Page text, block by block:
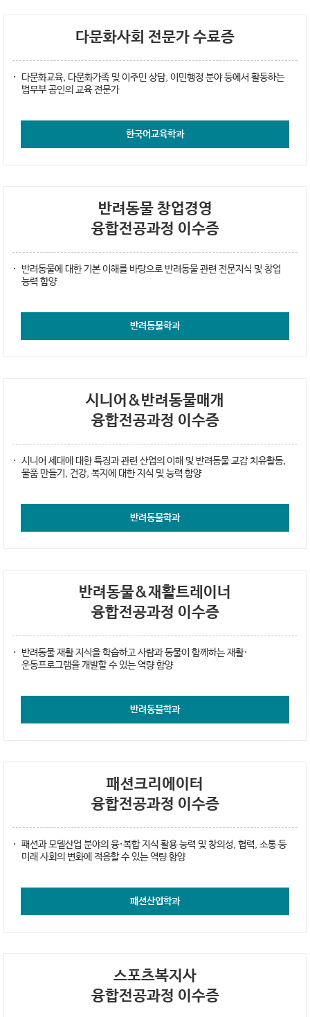
다문화사회 전문가 수료증
다문화교육, 다문화가족 및 이주민 상담, 이민행정 분야 등에서 활동하는
법무부 공인의 교육 전문가
한국어교육학과
반려동물 창업경영
융합전공과정 이수증
반려동물에 대한 기본 이해를 바탕으로 반려동물 관련 전문지식 및 창업
능력 함양
반려동물학과
시니어&반려동물매개
융합전공과정 이수증
시니어 세대에 대한 특징과 관련 산업의 이해 및 반려동물 교감 치유활동,
물품 만들기, 건강, 복지에 대한 지식 및 능력 함양
반려동물학과
반려동물&재활트레이너
융합전공과정 이수증
반려동물 재활 지식을 학습하고 사람과 동물이 함께하는 재활·
운동프로그램을 개발할 수 있는 역량 함양
반려동물학과
패션크리에이터
융합전공과정 이수증
패션과 모델산업 분야의 융·복합 지식 활용 능력 및 창의성, 협력, 소통 등
미래 사회의 변화에 적응할 수 있는 역량 함양
패션산업학과
스포츠복지사
융합전공과정 이수증